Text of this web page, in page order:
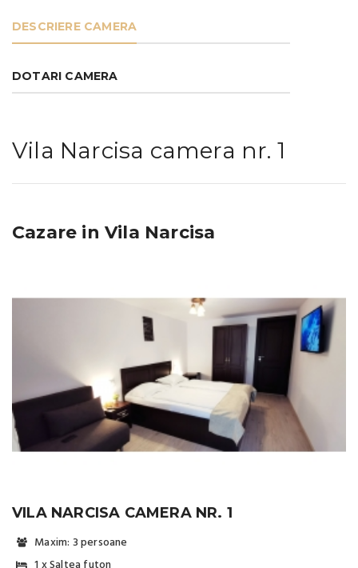
DESCRIERE CAMERA
DOTARI CAMERA
Vila Narcisa camera nr. 1
Cazare in Vila Narcisa
VILA NARCISA CAMERA NR. 1
Maxim: 3 persoane